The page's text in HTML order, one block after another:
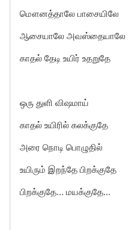
மௌனத்தாலே பாசையிலே
ஆசையாலே அவஸ்தையாலே
காதல் தேடி உயிர் உதறுதே
ஒரு துளி விஷமாய்
காதல் உயிரில் கலக்குதே
அரை நொடி பொழுதில்
உயிரும் இறந்தே பிறக்குதே
பிறக்குதே… மயக்குதே…